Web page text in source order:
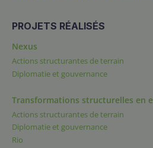
PROJETS RÉALISÉS
Nexus
Actions structurantes de terrain
Diplomatie et gouvernance
Transformations structurelles en
Actions structurantes de terrain
Diplomatie et gouvernance
Rio